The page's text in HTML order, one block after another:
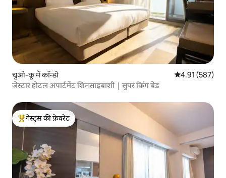
चुओ-कू में कॉन्डो औसत रेटिंग 5 में से
4.91 (587)
जेस्टार होटल अपार्टमेंट शिनसाइबाशी｜सुपर किंग बेड
गेस्ट्स का टॉप फ़ेवरेट
गेस्ट्स की फ़ेवरेट